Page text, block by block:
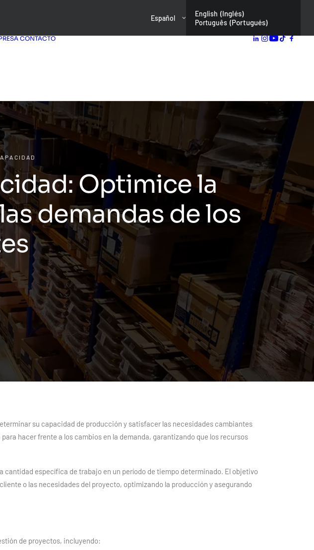
Español English (Inglés)
Português (Portugués)
CONTACTO
Optimice la
demandas de los
su capacidad de producción y satisfacer las necesidades cambiantes
hacer frente a los cambios en la demanda, garantizando que los recursos
específica de trabajo en un período de tiempo determinado. El objetivo
o las necesidades del proyecto, optimizando la producción y asegurando
de proyectos, incluyendo: